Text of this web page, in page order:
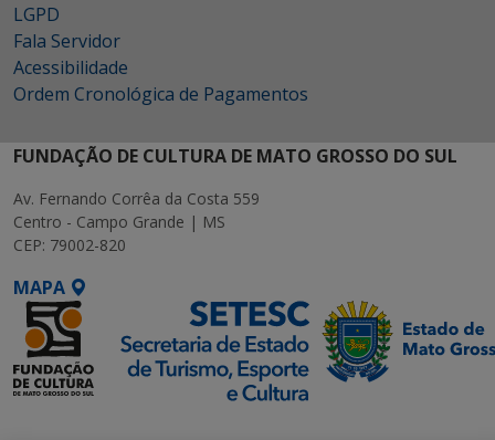
LGPD
Fala Servidor
Acessibilidade
Ordem Cronológica de Pagamentos
FUNDAÇÃO DE CULTURA DE MATO GROSSO DO SUL
Av. Fernando Corrêa da Costa 559
Centro - Campo Grande | MS
CEP: 79002-820
MAPA